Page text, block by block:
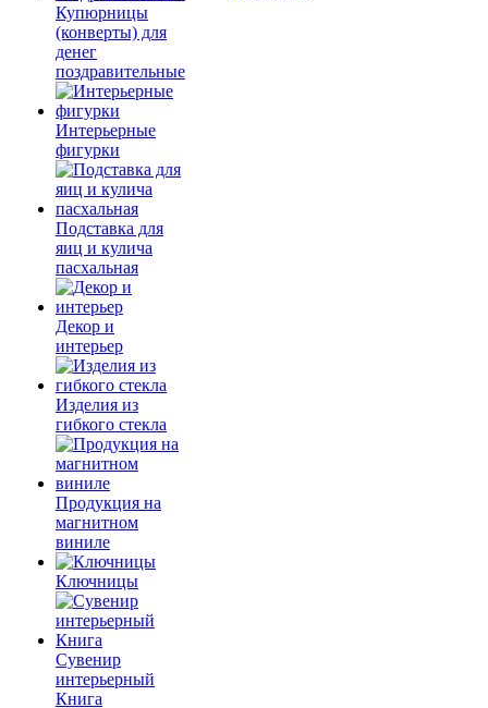
Купюрницы
(конверты) для
денег
поздравительные
Интерьерные
фигурки
Подставка для
яиц и кулича
пасхальная
Декор и
интерьер
Изделия из
гибкого стекла
Продукция на
магнитном
виниле
Ключницы
Сувенир
интерьерный
Книга